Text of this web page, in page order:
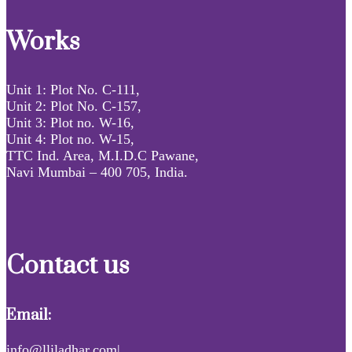
Works
Unit 1: Plot No. C-111,
Unit 2: Plot No. C-157,
Unit 3: Plot no. W-16,
Unit 4: Plot no. W-15,
TTC Ind. Area, M.I.D.C Pawane,
Navi Mumbai – 400 705, India.
Contact us
Email: